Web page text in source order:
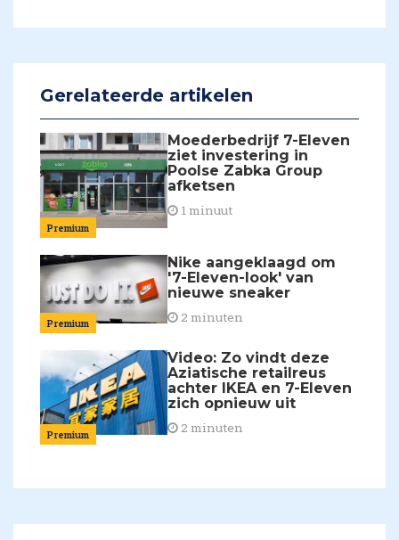
Gerelateerde artikelen
Premium
Moederbedrijf 7-Eleven
ziet investering in
Poolse Zabka Group
afketsen
1 minuut
Premium
Nike aangeklaagd om
'7-Eleven-look' van
nieuwe sneaker
2 minuten
Premium
Video: Zo vindt deze
Aziatische retailreus
achter IKEA en 7-Eleven
zich opnieuw uit
2 minuten